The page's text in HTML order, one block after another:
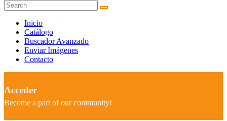
Inicio
Catálogo
Buscador Avanzado
Enviar Imágenes
Contacto
Acceder
Become a part of our community!